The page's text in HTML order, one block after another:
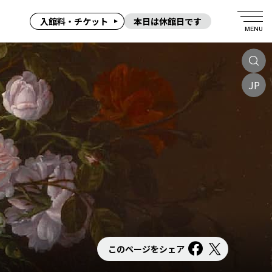
入館料・チケット 本日は休館日です
MENU
JP
このページをシェア